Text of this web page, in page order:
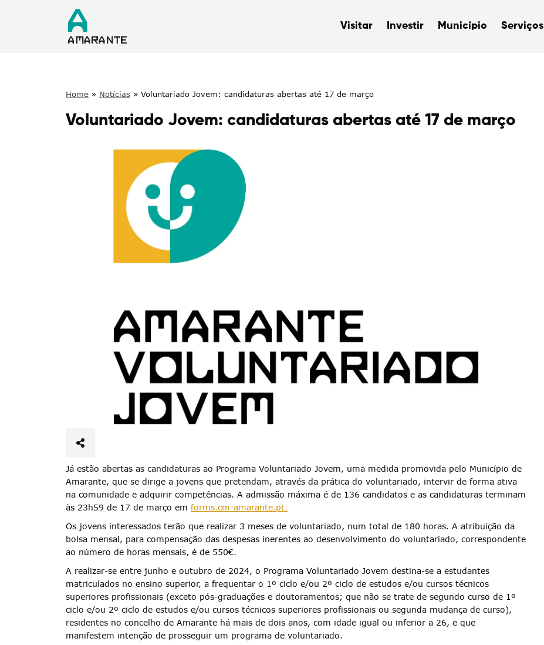
Visitar Investir Município Serviços
Home » Notícias » Voluntariado Jovem: candidaturas abertas até 17 de março
Voluntariado Jovem: candidaturas abertas até 17 de março
Já estão abertas as candidaturas ao Programa Voluntariado Jovem, uma medida promovida pelo Município de
Amarante, que se dirige a jovens que pretendam, através da prática do voluntariado, intervir de forma ativa
na comunidade e adquirir competências. A admissão máxima é de 136 candidatos e as candidaturas terminam
às 23h59 de 17 de março em forms.cm-amarante.pt.
Os jovens interessados terão que realizar 3 meses de voluntariado, num total de 180 horas. A atribuição da
bolsa mensal, para compensação das despesas inerentes ao desenvolvimento do voluntariado, correspondente
ao número de horas mensais, é de 550€.
A realizar-se entre junho e outubro de 2024, o Programa Voluntariado Jovem destina-se a estudantes
matriculados no ensino superior, a frequentar o 1º ciclo e/ou 2º ciclo de estudos e/ou cursos técnicos
superiores profissionais (exceto pós-graduações e doutoramentos; que não se trate de segundo curso de 1º
ciclo e/ou 2º ciclo de estudos e/ou cursos técnicos superiores profissionais ou segunda mudança de curso),
residentes no concelho de Amarante há mais de dois anos, com idade igual ou inferior a 26, e que
manifestem intenção de prosseguir um programa de voluntariado.